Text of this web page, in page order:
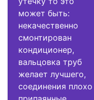
может быть:
некачественно
смонтирован
кондиционер,
вальцовка труб
желает лучшего,
соединения плохо